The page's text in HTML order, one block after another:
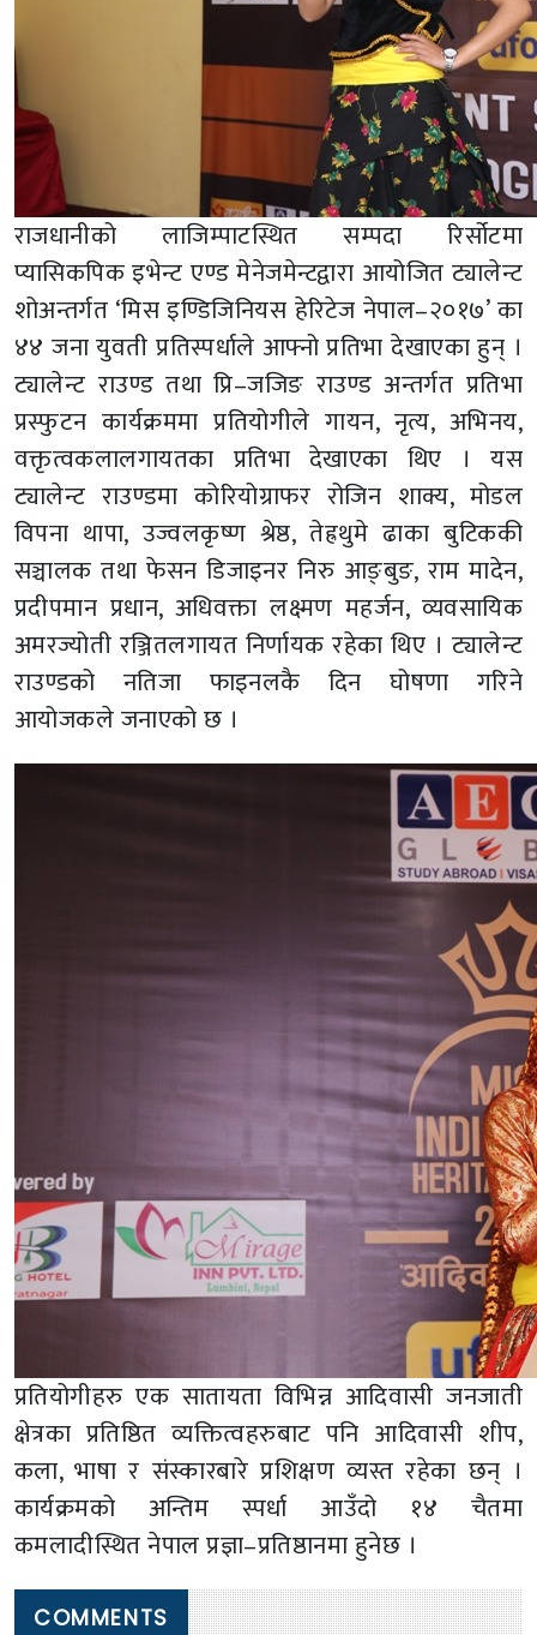
राजधानीको लाजिम्पाटस्थित सम्पदा रिर्सोटमा
प्यासिकपिक इभेन्ट एण्ड मेनेजमेन्टद्वारा आयोजित ट्यालेन्ट
शोअन्तर्गत ‘मिस इण्डिजिनियस हेरिटेज नेपाल–२०१७’ का
४४ जना युवती प्रतिस्पर्धाले आफ्नो प्रतिभा देखाएका हुन् ।
ट्यालेन्ट राउण्ड तथा प्रि–जजिङ राउण्ड अन्तर्गत प्रतिभा
प्रस्फुटन कार्यक्रममा प्रतियोगीले गायन, नृत्य, अभिनय,
वक्तृत्वकलालगायतका प्रतिभा देखाएका थिए । यस
ट्यालेन्ट राउण्डमा कोरियोग्राफर रोजिन शाक्य, मोडल
विपना थापा, उज्वलकृष्ण श्रेष्ठ, तेह्रथुमे ढाका बुटिककी
सञ्चालक तथा फेसन डिजाइनर निरु आङ्बुङ, राम मादेन,
प्रदीपमान प्रधान, अधिवक्ता लक्ष्मण महर्जन, व्यवसायिक
अमरज्योती रञ्जितलगायत निर्णायक रहेका थिए । ट्यालेन्ट
राउण्डको नतिजा फाइनलकै दिन घोषणा गरिने
आयोजकले जनाएको छ ।
प्रतियोगीहरु एक सातायता विभिन्न आदिवासी जनजाती
क्षेत्रका प्रतिष्ठित व्यक्तित्वहरुबाट पनि आदिवासी शीप,
कला, भाषा र संस्कारबारे प्रशिक्षण व्यस्त रहेका छन् ।
कार्यक्रमको अन्तिम स्पर्धा आउँदो १४ चैतमा
कमलादीस्थित नेपाल प्रज्ञा–प्रतिष्ठानमा हुनेछ ।
COMMENTS